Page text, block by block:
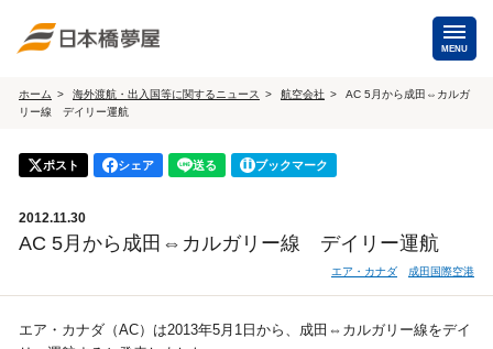
MENU
海外航空券
商用・就労ビザ
ホテル・専用車・
通訳・ガイド
保険・Wi-Fiレンタル
ホーム 海外渡航・出入国等に関するニュース 航空会社
AC 5月から成田⇔カルガ
リー線 デイリー運航
ポスト シェア 送る ブックマーク
2012.11.30
AC 5月から成田⇔カルガリー線 デイリー運航
エア・カナダ 成田国際空港
エア・カナダ（AC）は2013年5月1日から、成田⇔カルガリー線をデイ